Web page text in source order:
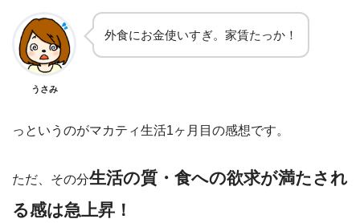
うさみ
外食にお金使いすぎ。家賃たっか！
っというのがマカティ生活1ヶ月目の感想です。
ただ、その分生活の質・食への欲求が満たされ
る感は急上昇！